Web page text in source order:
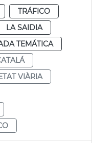
TRÁFICO
LA SAIDIA
TEMÁTICA
VIÀRIA